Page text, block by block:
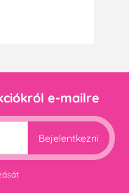
e-mailre
Bejelentkezni